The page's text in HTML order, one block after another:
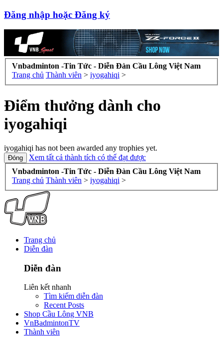
Đăng nhập hoặc Đăng ký
Vnbadminton -Tin Tức - Diễn Đàn Cầu Lông Việt Nam
Trang chủ Thành viên > iyogahiqi >
Điểm thưởng dành cho
iyogahiqi
iyogahiqi has not been awarded any trophies yet.
Xem tất cả thành tích có thể đạt được
Vnbadminton -Tin Tức - Diễn Đàn Cầu Lông Việt Nam
Trang chủ Thành viên > iyogahiqi >
Trang chủ
Diễn đàn
Diễn đàn
Liên kết nhanh
Tìm kiếm diễn đàn
Recent Posts
Shop Cầu Lông VNB
VnBadmintonTV
Thành viên